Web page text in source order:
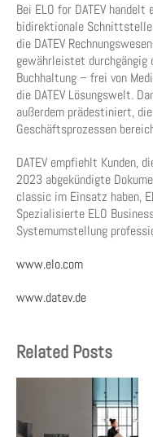
Bei ELO for DATEV
bidirektionale Schnittstelle
die DATEV
gewährleistet durchgängig
Buchhaltung – frei von
die DATEV Lösungswelt.
außerdem prädestiniert,
Geschäftsprozessen
DATEV empfiehlt Kunden,
2023 abgekündigte
classic im Einsatz haben,
Spezialisierte ELO
Systemumstellung
www.elo.com
www.datev.de
Related Posts